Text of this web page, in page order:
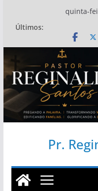
conteúdo
quinta-
Últimos:
Pr.